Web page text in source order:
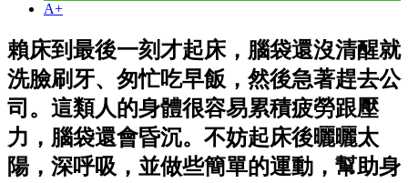
A+
賴床到最後一刻才起床，腦袋還沒清醒就
洗臉刷牙、匆忙吃早飯，然後急著趕去公
司。這類人的身體很容易累積疲勞跟壓
力，腦袋還會昏沉。不妨起床後曬曬太
陽，深呼吸，並做些簡單的運動，幫助身